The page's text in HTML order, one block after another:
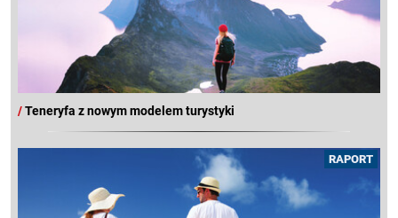
/Teneryfa z nowym modelem turystyki
RAPORT